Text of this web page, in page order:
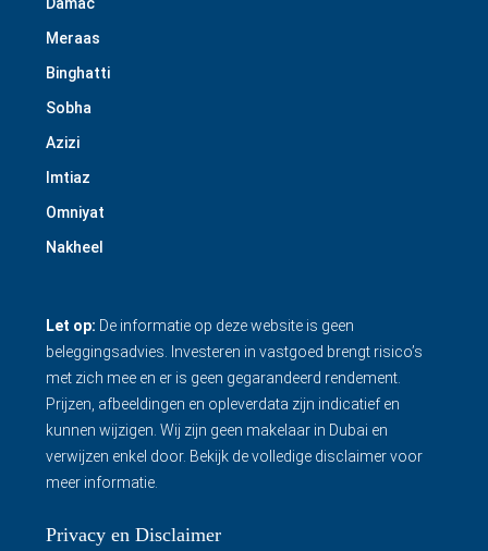
Damac
Meraas
Binghatti
Sobha
Azizi
Imtiaz
Omniyat
Nakheel
Let op: De informatie op deze website is geen
beleggingsadvies. Investeren in vastgoed brengt risico’s
met zich mee en er is geen gegarandeerd rendement.
Prijzen, afbeeldingen en opleverdata zijn indicatief en
kunnen wijzigen. Wij zijn geen makelaar in Dubai en
verwijzen enkel door. Bekijk de volledige disclaimervoor
meer informatie.
Privacy en Disclaimer